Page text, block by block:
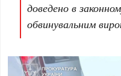
доведено в
обвинувальним